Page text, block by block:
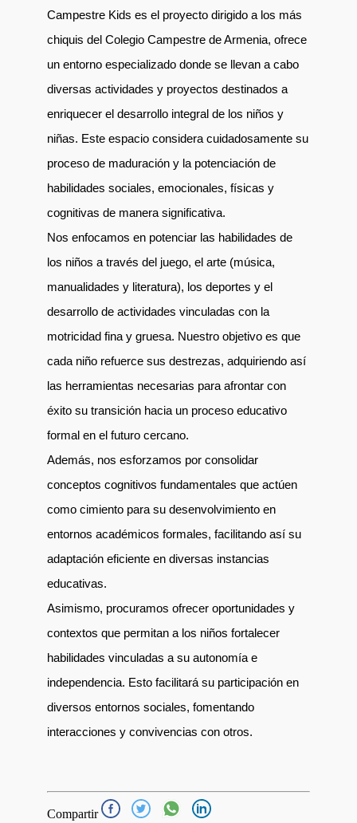
Campestre Kids es el proyecto dirigido a los más
chiquis del Colegio Campestre de Armenia, ofrece
un entorno especializado donde se llevan a cabo
diversas actividades y proyectos destinados a
enriquecer el desarrollo integral de los niños y
niñas. Este espacio considera cuidadosamente su
proceso de maduración y la potenciación de
habilidades sociales, emocionales, físicas y
cognitivas de manera significativa.
Nos enfocamos en potenciar las habilidades de
los niños a través del juego, el arte (música,
manualidades y literatura), los deportes y el
desarrollo de actividades vinculadas con la
motricidad fina y gruesa. Nuestro objetivo es que
cada niño refuerce sus destrezas, adquiriendo así
las herramientas necesarias para afrontar con
éxito su transición hacia un proceso educativo
formal en el futuro cercano.
Además, nos esforzamos por consolidar
conceptos cognitivos fundamentales que actúen
como cimiento para su desenvolvimiento en
entornos académicos formales, facilitando así su
adaptación eficiente en diversas instancias
educativas.
Asimismo, procuramos ofrecer oportunidades y
contextos que permitan a los niños fortalecer
habilidades vinculadas a su autonomía e
independencia. Esto facilitará su participación en
diversos entornos sociales, fomentando
interacciones y convivencias con otros.
Compartir